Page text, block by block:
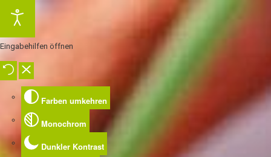
Eingabehilfen öffnen
Farben umkehren
Monochrom
Dunkler Kontrast